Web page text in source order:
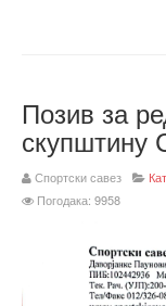
Позив за
скупштину
Спортски савез
Погодака: 9958